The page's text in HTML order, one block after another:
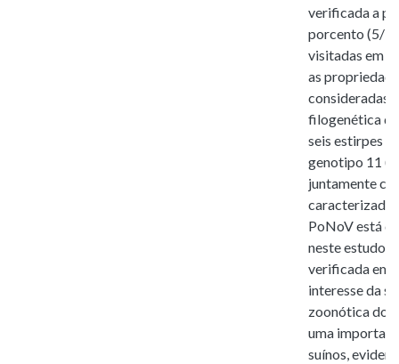
verificada a
porcento (5/7)
visitadas em
as
consideradas
filogenética
seis estirpes
genotipo 11
juntamente
PoNoV está
neste estudo
verificada em
interesse da
zoonótica do
uma
suínos,